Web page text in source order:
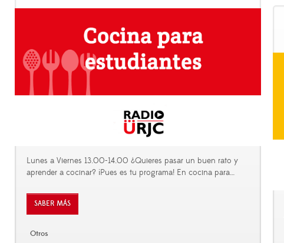
Lunes a Viernes 13.00-14.00 ¿Quieres pasar un buen rato y
aprender a cocinar? ¡Pues es tu programa! En cocina para…
SABER MÁS
Otros